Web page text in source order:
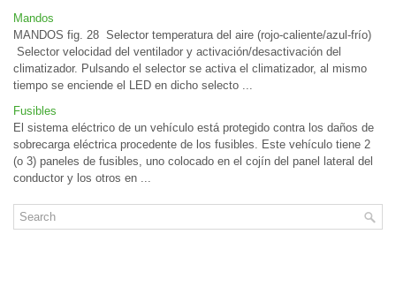
Mandos
MANDOS fig. 28 Selector temperatura del aire (rojo-caliente/azul-frío)
Selector velocidad del ventilador y activación/desactivación del
climatizador. Pulsando el selector se activa el climatizador, al mismo
tiempo se enciende el LED en dicho selecto ...
Fusibles
El sistema eléctrico de un vehículo está protegido contra los daños de
sobrecarga eléctrica procedente de los fusibles. Este vehículo tiene 2
(o 3) paneles de fusibles, uno colocado en el cojín del panel lateral del
conductor y los otros en ...